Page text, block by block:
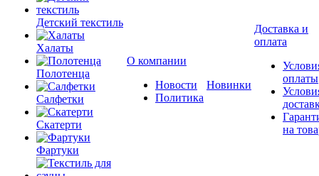
Детский текстиль
Халаты
Полотенца
Салфетки
Скатерти
Фартуки
О компании
Новости
Политика
Новинки
Доставка и
оплата
оплаты
на